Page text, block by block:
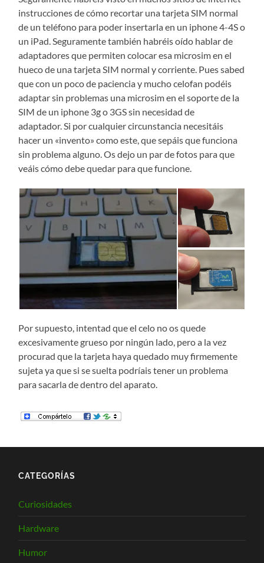
instrucciones de cómo recortar una tarjeta SIM normal
de un teléfono para poder insertarla en un iphone 4-4S o
un iPad. Seguramente también habréis oído hablar de
adaptadores que permiten colocar esa microsim en el
hueco de una tarjeta SIM normal y corriente. Pues sabed
que con un poco de paciencia y mucho celofan podéis
adaptar sin problemas una microsim en el soporte de la
SIM de un iphone 3g o 3GS sin necesidad de
adaptador. Si por cualquier circunstancia necesitáis
hacer un «invento» como este, que sepáis que funciona
sin problema alguno. Os dejo un par de fotos para que
veáis cómo debe quedar para que funcione.
Por supuesto, intentad que el celo no os quede
excesivamente grueso por ningún lado, pero a la vez
procurad que la tarjeta haya quedado muy firmemente
sujeta ya que si se suelta podríais tener un problema
para sacarla de dentro del aparato.
CATEGORÍAS
Curiosidades
Hardware
Humor